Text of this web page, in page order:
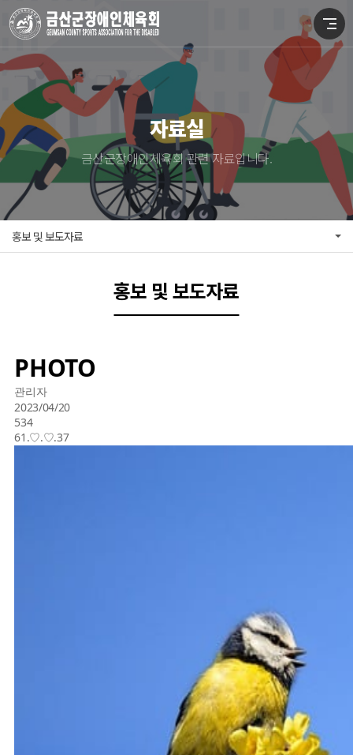
자료실
금산군장애인체육회 관련 자료입니다.
홍보 및 보도자료
홍보 및 보도자료
PHOTO
관리자
2023/04/20
534
61.♡.♡.37